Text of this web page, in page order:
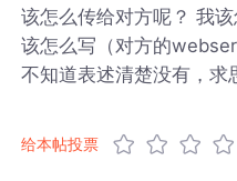
该怎么传给对方呢？ 我
该怎么写（对方的
不知道表述清楚没有，
给本帖投票